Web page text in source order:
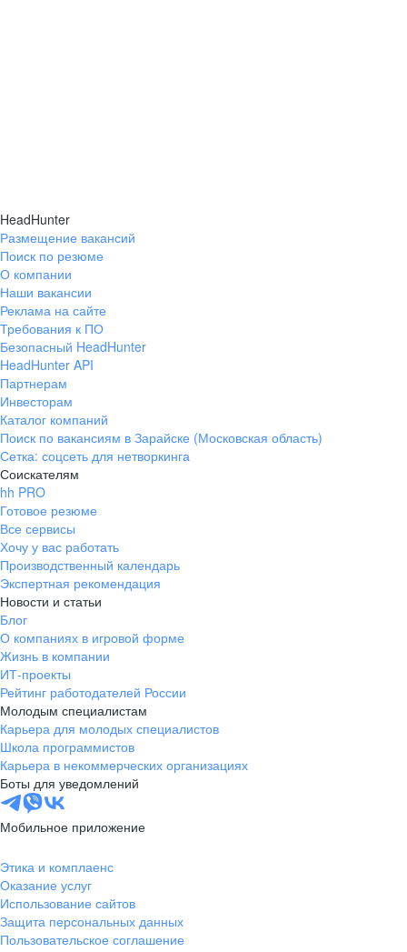
HeadHunter
Размещение вакансий
Поиск по резюме
О компании
Наши вакансии
Реклама на сайте
Требования к ПО
Безопасный HeadHunter
HeadHunter API
Партнерам
Инвесторам
Каталог компаний
Поиск по вакансиям в Зарайске (Московская область)
Сетка: соцсеть для нетворкинга
Соискателям
hh PRO
Готовое резюме
Все сервисы
Хочу у вас работать
Производственный календарь
Экспертная рекомендация
Новости и статьи
Блог
О компаниях в игровой форме
Жизнь в компании
ИТ-проекты
Рейтинг работодателей России
Молодым специалистам
Карьера для молодых специалистов
Школа программистов
Карьера в некоммерческих организациях
Боты для уведомлений
Мобильное приложение
Этика и комплаенс
Оказание услуг
Использование сайтов
Защита персональных данных
Пользовательское соглашение